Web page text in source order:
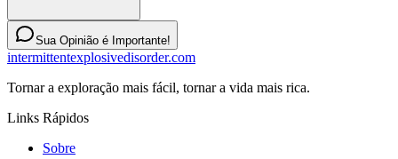
Sua Opinião é Importante!
intermittentexplosivedisorder.com
Tornar a exploração mais fácil, tornar a vida mais rica.
Links Rápidos
Sobre